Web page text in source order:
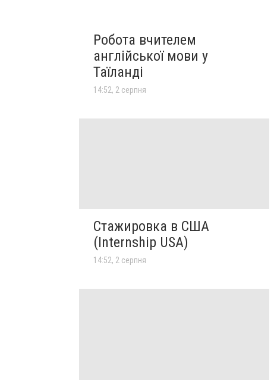
Робота вчителем
англійської мови у
Таїланді
14:52, 2 серпня
Стажировка в США
(Internship USA)
14:52, 2 серпня